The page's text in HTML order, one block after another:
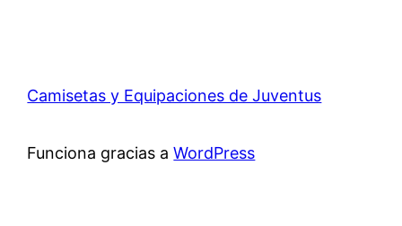
Camisetas y Equipaciones de Juventus
Funciona gracias aWordPress